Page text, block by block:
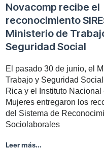
Novacomp recibe el
reconocimiento
Ministerio de
Seguridad Social
El pasado 30 de junio, el
Trabajo y Seguridad
Rica y el Instituto Nacional
Mujeres entregaron los
del Sistema de
Sociolaborales
Leer más...